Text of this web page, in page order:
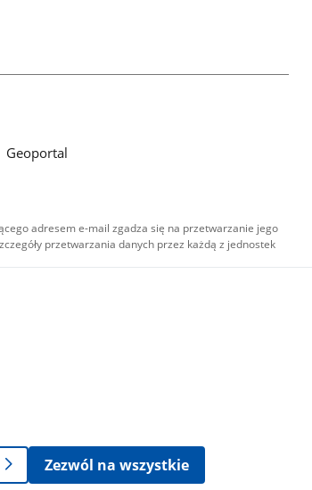
Geoportal
adresem e-mail zgadza się na przetwarzanie jego
przetwarzania danych przez każdą z jednostek
Zezwól na wszystkie